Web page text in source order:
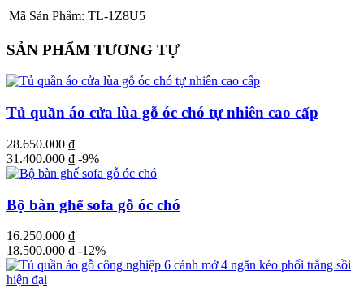
Mã Sản Phẩm: TL-1Z8U5
SẢN PHẨM TƯƠNG TỰ
Tủ quần áo cửa lùa gỗ óc chó tự nhiên cao cấp
28.650.000 ₫
31.400.000 ₫ -9%
Bộ bàn ghế sofa gỗ óc chó
16.250.000 ₫
18.500.000 ₫ -12%